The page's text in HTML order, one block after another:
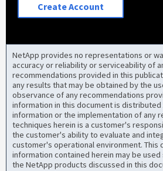
Create Account
NetApp provides no representations or
accuracy or reliability or serviceability of
recommendations provided in this
any results that may be obtained by the
observance of any recommendations
information in this document is distributed
information or the implementation of any
techniques herein is a customer's
the customer's ability to evaluate and
customer's operational environment. This
information contained herein may be
the NetApp products discussed in this